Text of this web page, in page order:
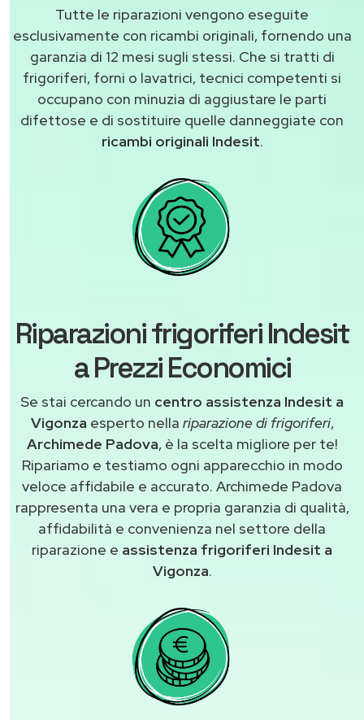
Tutte le riparazioni vengono eseguite
esclusivamente con ricambi originali, fornendo una
garanzia di 12 mesi sugli stessi. Che si tratti di
frigoriferi, forni o lavatrici, tecnici competenti si
occupano con minuzia di aggiustare le parti
difettose e di sostituire quelle danneggiate con
ricambi originali Indesit.
Riparazioni frigoriferi Indesit
a Prezzi Economici
Se stai cercando un centro assistenza Indesit a
Vigonza esperto nella riparazione di frigoriferi,
Archimede Padova, è la scelta migliore per te!
Ripariamo e testiamo ogni apparecchio in modo
veloce affidabile e accurato. Archimede Padova
rappresenta una vera e propria garanzia di qualità,
affidabilità e convenienza nel settore della
riparazione e assistenza frigoriferi Indesit a
Vigonza.